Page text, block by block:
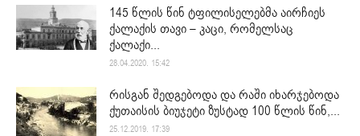
145 წლის წინ ტფილისელებმა აირჩიეს
ქალაქის თავი – კაცი, რომელსაც
ქალაქი...
28.04.2020. 15:42
რისგან შედგებოდა და რაში იხარჯებოდა
ქუთაისის ბიუჯეტი ზუსტად 100 წლის წინ,...
25.12.2019. 17:39